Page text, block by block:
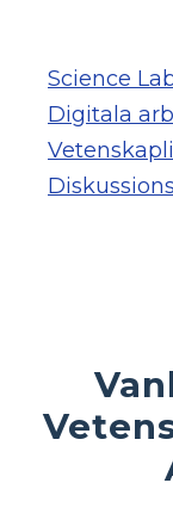
Science
Digitala